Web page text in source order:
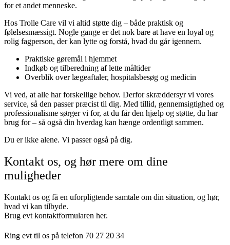
for et andet menneske.
Hos Trolle Care vil vi altid støtte dig – både praktisk og
følelsesmæssigt. Nogle gange er det nok bare at have en loyal og
rolig fagperson, der kan lytte og forstå, hvad du går igennem.
Praktiske gøremål i hjemmet
Indkøb og tilberedning af lette måltider
Overblik over lægeaftaler, hospitalsbesøg og medicin
Vi ved, at alle har forskellige behov. Derfor skræddersyr vi vores
service, så den passer præcist til dig. Med tillid, gennemsigtighed og
professionalisme sørger vi for, at du får den hjælp og støtte, du har
brug for – så også din hverdag kan hænge ordentligt sammen.
Du er ikke alene. Vi passer også på dig.
Kontakt os, og hør mere om dine
muligheder
Kontakt os og få en uforpligtende samtale om din situation, og hør,
hvad vi kan tilbyde.
Brug evt kontaktformularen her.
Ring evt til os på telefon 70 27 20 34